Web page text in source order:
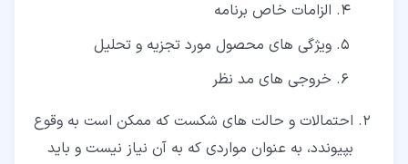
الزامات خاص برنامه
ویژگی های محصول مورد تجزیه و تحلیل
خروجی های مد نظر
احتمالات و حالت های شکست که ممکن است به وقوع
بپیوندد، به عنوان مواردی که به آن نیاز نیست و باید